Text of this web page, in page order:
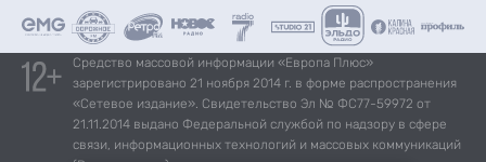
Средство массовой информации «Европа Плюс»
зарегистрировано 21 ноября 2014 г. в форме распространения
«Сетевое издание». Свидетельство Эл № ФС77-59972 от
21.11.2014 выдано Федеральной службой по надзору в сфере
связи, информационных технологий и массовых коммуникаций